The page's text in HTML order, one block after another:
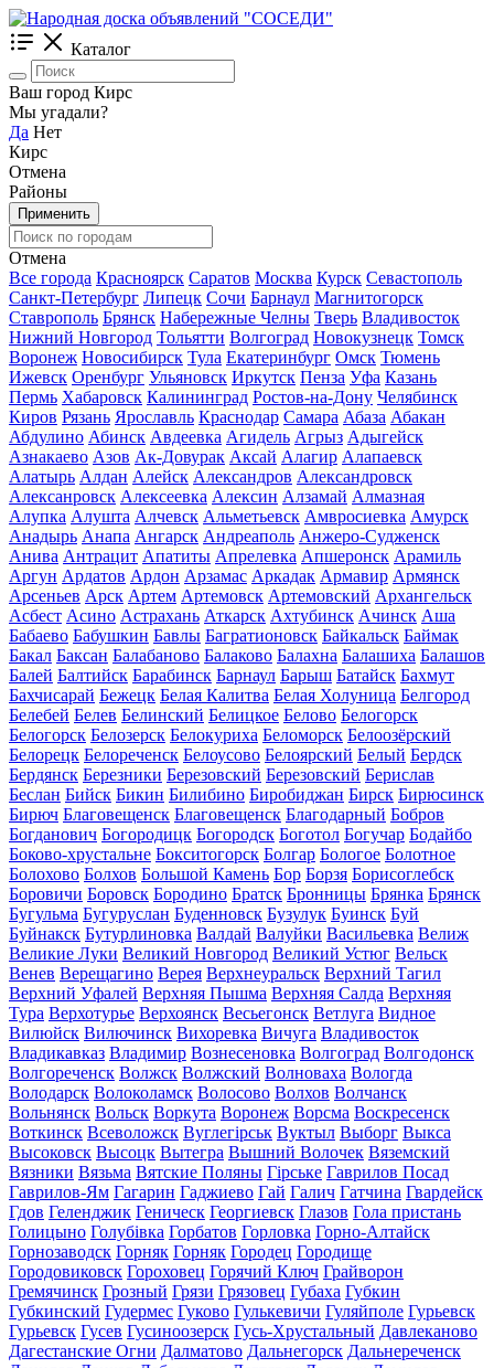
Каталог
Ваш город Кирс
Мы угадали?
Да Нет
Кирс
Отмена
Районы
Применить
Отмена
Все города Красноярск Саратов Москва Курск Севастополь
Санкт-Петербург Липецк Сочи Барнаул Магнитогорск
Ставрополь Брянск Набережные Челны Тверь Владивосток
Нижний Новгород Тольятти Волгоград Новокузнецк Томск
Воронеж Новосибирск Тула Екатеринбург Омск Тюмень
Ижевск Оренбург Ульяновск Иркутск Пенза Уфа Казань
Пермь Хабаровск Калининград Ростов-на-Дону Челябинск
Киров Рязань Ярославль Краснодар Самара Абаза Абакан
Абдулино Абинск Авдеевка Агидель Агрыз Адыгейск
Азнакаево Азов Ак-Довурак Аксай Алагир Алапаевск
Алатырь Алдан Алейск Александров Александровск
Алексанровск Алексеевка Алексин Алзамай Алмазная
Алупка Алушта Алчевск Альметьевск Амвросиевка Амурск
Анадырь Анапа Ангарск Андреаполь Анжеро-Судженск
Анива Антрацит Апатиты Апрелевка Апшеронск Арамиль
Аргун Ардатов Ардон Арзамас Аркадак Армавир Армянск
Арсеньев Арск Артем Артемовск Артемовский Архангельск
Асбест Асино Астрахань Аткарск Ахтубинск Ачинск Аша
Бабаево Бабушкин Бавлы Багратионовск Байкальск Баймак
Бакал Баксан Балабаново Балаково Балахна Балашиха Балашов
Балей Балтийск Барабинск Барнаул Барыш Батайск Бахмут
Бахчисарай Бежецк Белая Калитва Белая Холуница Белгород
Белебей Белев Белинский Белицкое Белово Белогорск
Белогорск Белозерск Белокуриха Беломорск Белоозёрский
Белорецк Белореченск Белоусово Белоярский Белый Бердск
Бердянск Березники Березовский Березовский Берислав
Беслан Бийск Бикин Билибино Биробиджан Бирск Бирюсинск
Бирюч Благовещенск Благовещенск Благодарный Бобров
Богданович Богородицк Богородск Боготол Богучар Бодайбо
Боково-хрустальне Бокситогорск Болгар Бологое Болотное
Болохово Болхов Большой Камень Бор Борзя Борисоглебск
Боровичи Боровск Бородино Братск Бронницы Брянка Брянск
Бугульма Бугуруслан Буденновск Бузулук Буинск Буй
Буйнакск Бутурлиновка Валдай Валуйки Васильевка Велиж
Великие Луки Великий Новгород Великий Устюг Вельск
Венев Верещагино Верея Верхнеуральск Верхний Тагил
Верхний Уфалей Верхняя Пышма Верхняя Салда Верхняя
Тура Верхотурье Верхоянск Весьегонск Ветлуга Видное
Вилюйск Вилючинск Вихоревка Вичуга Владивосток
Владикавказ Владимир Вознесеновка Волгоград Волгодонск
Волгореченск Волжск Волжский Волноваха Вологда
Володарск Волоколамск Волосово Волхов Волчанск
Вольнянск Вольск Воркута Воронеж Ворсма Воскресенск
Воткинск Всеволожск Вуглегірськ Вуктыл Выборг Выкса
Высоковск Высоцк Вытегра Вышний Волочек Вяземский
Вязники Вязьма Вятские Поляны Гірське Гаврилов Посад
Гаврилов-Ям Гагарин Гаджиево Гай Галич Гатчина Гвардейск
Гдов Геленджик Геническ Георгиевск Глазов Гола пристань
Голицыно Голубівка Горбатов Горловка Горно-Алтайск
Горнозаводск Горняк Горняк Городец Городище
Городовиковск Гороховец Горячий Ключ Грайворон
Гремячинск Грозный Грязи Грязовец Губаха Губкин
Губкинский Гудермес Гуково Гулькевичи Гуляйполе Гурьевск
Гурьевск Гусев Гусиноозерск Гусь-Хрустальный Давлеканово
Дагестанские Огни Далматово Дальнегорск Дальнереченск